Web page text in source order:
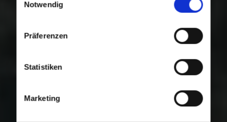
Nutzung der Dienste gesammelt haben.
Notwendig
Präferenzen
Statistiken
Marketing